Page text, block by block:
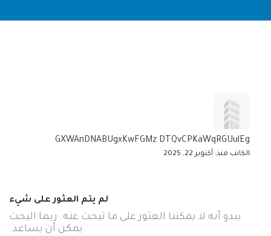
GXWAnDNABUgxKwFGMz DTQvCPKaWqRGUulEg
الكاتب منذ: أكتوبر 22, 2025
لم يتم العثور على شيء
يبدو أنه لا يمكننا العثور على ما تبحث عنه. ربما البحث
يمكن أن يساعد.